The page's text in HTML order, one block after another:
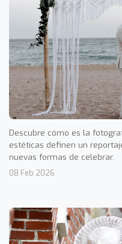
Descubre cómo es la
estéticas definen un
nuevas formas de celebrar.
08 Feb 2026